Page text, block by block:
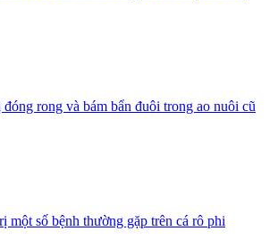
rong và bám bẩn đuôi trong ao nuôi cũ
một số bệnh thường gặp trên cá rô phi